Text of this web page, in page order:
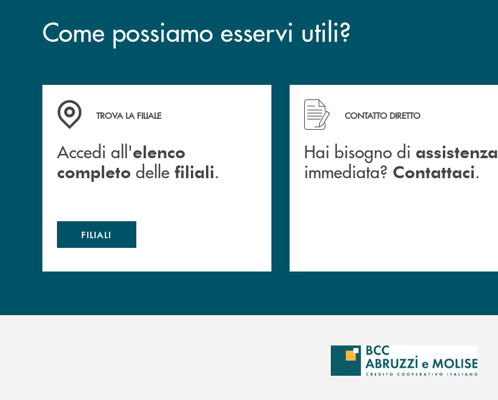
Come possiamo esservi utili?
Accedi all' elenco completo delle filiali .
TROVA LA FILIALE
Accedi all'elenco
completo delle filiali.
FILIALI
CONTATTO DIRETTO
Hai bisogno di assistenza
immediata? Contattaci.